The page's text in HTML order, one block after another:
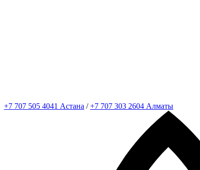
+7 707 505 4041 Астана /+7 707 303 2604 Алматы